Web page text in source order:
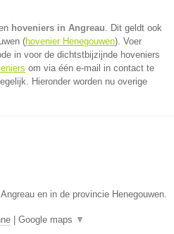
hoveniers in Angreau. Dit geldt ook
(hovenier Henegouwen). Voer
in voor de dichtstbijzijnde hoveniers
om via één e-mail in contact te
Hieronder worden nu overige
en in de provincie Henegouwen.
Google maps ▼